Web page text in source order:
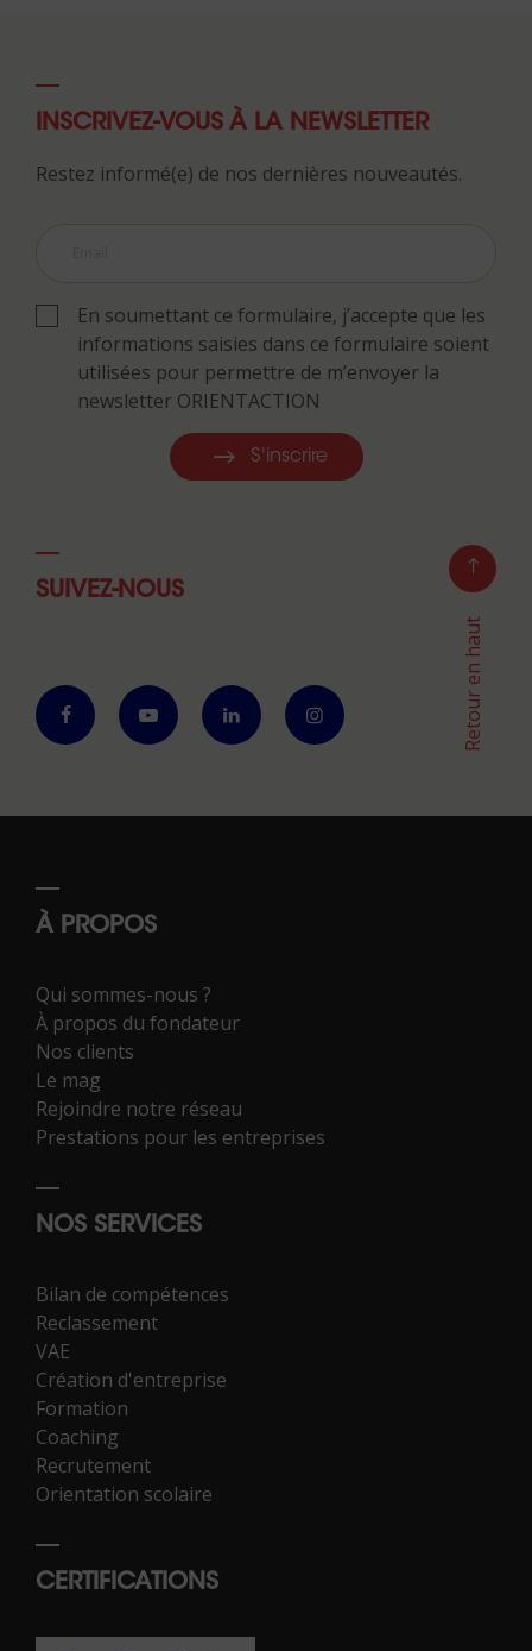
INSCRIVEZ-VOUS À LA NEWSLETTER
Restez informé(e) de nos dernières nouveautés.
En soumettant ce formulaire, j’accepte que les
informations saisies dans ce formulaire soient
utilisées pour permettre de m’envoyer la
newsletter ORIENTACTION
S'inscrire
SUIVEZ-NOUS
Retour en haut
À PROPOS
Qui sommes-nous ?
À propos du fondateur
Nos clients
Le mag
Rejoindre notre réseau
Prestations pour les entreprises
NOS SERVICES
Bilan de compétences
Reclassement
VAE
Création d'entreprise
Formation
Coaching
Recrutement
Orientation scolaire
CERTIFICATIONS